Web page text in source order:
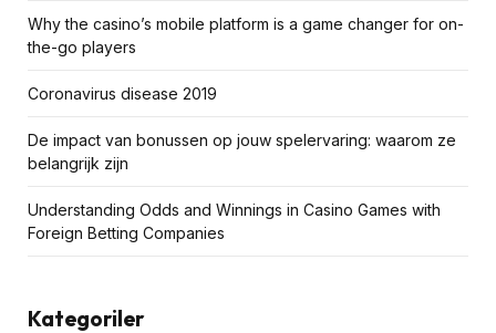
Why the casino’s mobile platform is a game changer for on-
the-go players
Coronavirus disease 2019
De impact van bonussen op jouw spelervaring: waarom ze
belangrijk zijn
Understanding Odds and Winnings in Casino Games with
Foreign Betting Companies
Kategoriler